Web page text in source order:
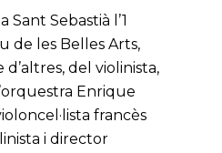
Sebastià l’1
de les Belles Arts,
del violinista,
Enrique
francès
i director